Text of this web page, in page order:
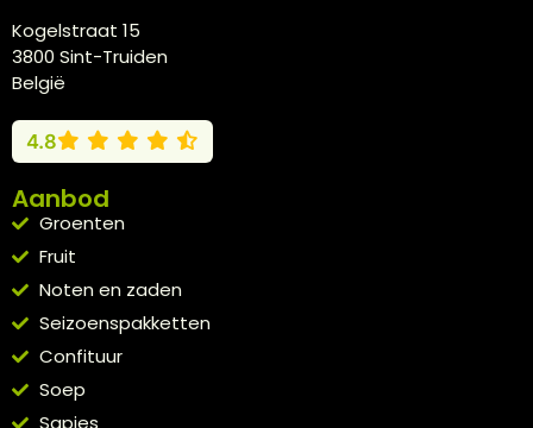
Kogelstraat 15
3800 Sint-Truiden
België
4.8
Aanbod
Groenten
Fruit
Noten en zaden
Seizoenspakketten
Confituur
Soep
Sapjes